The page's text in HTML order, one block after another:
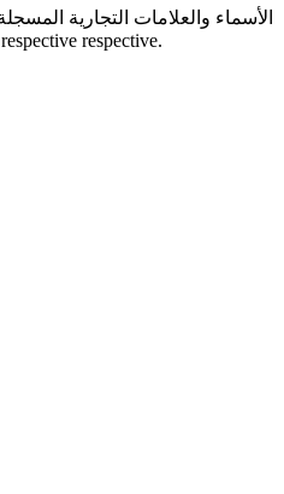
هي ملكية وحقوق نشر لأصحابها respective respective.